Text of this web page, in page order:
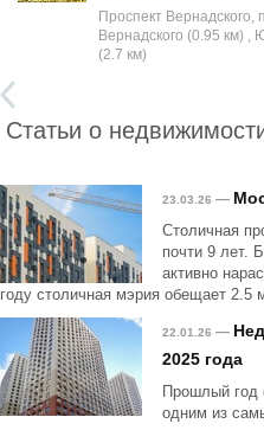
Проспект Вернадского,
Вернадского (0.95 км) ,
(2.7 км)
Статьи о
23.03.26 —
Столичная
почти 9 лет.
активно
году столичная мэрия обещает 2.5
22.01.26 —
2025 года
Прошлый год
одним из